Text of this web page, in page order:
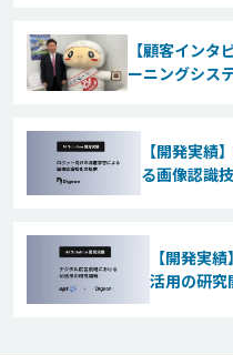
【顧客イン
ーニングシス
【開発実績
る画像認識
【開発実
活用の研究